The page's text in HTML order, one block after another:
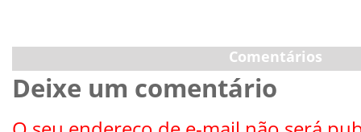
Comentários
Deixe um comentário